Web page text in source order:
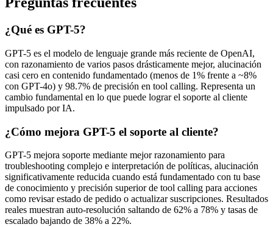
¿Qué es GPT-5?
GPT-5 es el modelo de lenguaje grande más reciente de OpenAI,
con razonamiento de varios pasos drásticamente mejor, alucinación
casi cero en contenido fundamentado (menos de 1% frente a ~8%
con GPT-4o) y 98.7% de precisión en tool calling. Representa un
cambio fundamental en lo que puede lograr el soporte al cliente
impulsado por IA.
¿Cómo mejora GPT-5 el soporte al cliente?
GPT-5 mejora soporte mediante mejor razonamiento para
troubleshooting complejo e interpretación de políticas, alucinación
significativamente reducida cuando está fundamentado con tu base
de conocimiento y precisión superior de tool calling para acciones
como revisar estado de pedido o actualizar suscripciones. Resultados
reales muestran auto-resolución saltando de 62% a 78% y tasas de
escalado bajando de 38% a 22%.